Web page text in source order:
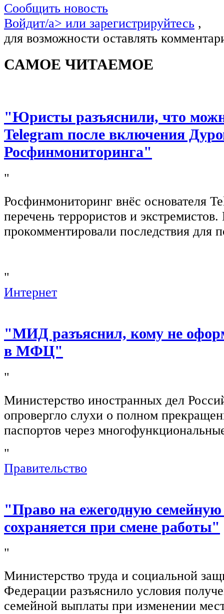
Сообщить новость
Войдит/a> или зарегистрируйтесь ,
для возможности оставлять
САМОЕ ЧИТАЕМОЕ
"Юристы разъяснили, что
Telegram после включения
Росфинмониторинга"
"
Росфинмониторинг внёс основателя
перечень террористов и
прокомментировали последствия для
"
Интернет
"МИД разъяснил, кому не
в МФЦ"
"
Министерство иностранных дел
опровергло слухи о полном
паспортов через
"
Правительство
"Право на ежегодную
сохраняется при смене работы"
"
Министерство труда и социальной
Федерации разъяснило условия
семейной выплаты при изменении